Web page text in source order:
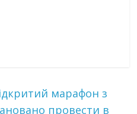
марафон з
провести в